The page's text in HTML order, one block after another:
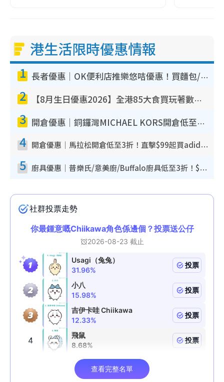
港生活限時優惠情報
1 長者優惠｜OK便利店推樂悠咭優惠！買麵包/牛奶/保健品拍卡即減
2 【8月生日優惠2026】全港85大食買玩著數攻略 自助餐/火鍋放題同行免費＋誠品/DONKI送現金券
3 開倉優惠｜銅鑼灣MICHAEL KORS開倉低至17折！直擊$500起買手袋/銀包/鞋款 必買經典Jet Set系列
4 開倉優惠｜馬拉松開倉低至3折！直擊$99起買adidas／New Balance／Puma鞋款 STANLEY保溫杯劈價至$119起
5 廚具優惠｜普樂氏/意美廚/Buffalo廚具低至3折！$89起買煎鍋／炒鑊／個人鍋 同場小家電激減至$99起